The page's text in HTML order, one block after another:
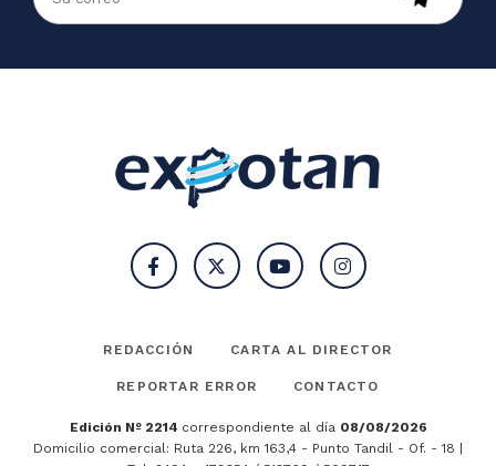
REDACCIÓN CARTA AL DIRECTOR
REPORTAR ERROR CONTACTO
Edición Nº 2214 correspondiente al día 08/08/2026
Domicilio comercial: Ruta 226, km 163,4 - Punto Tandil - Of. - 18 |